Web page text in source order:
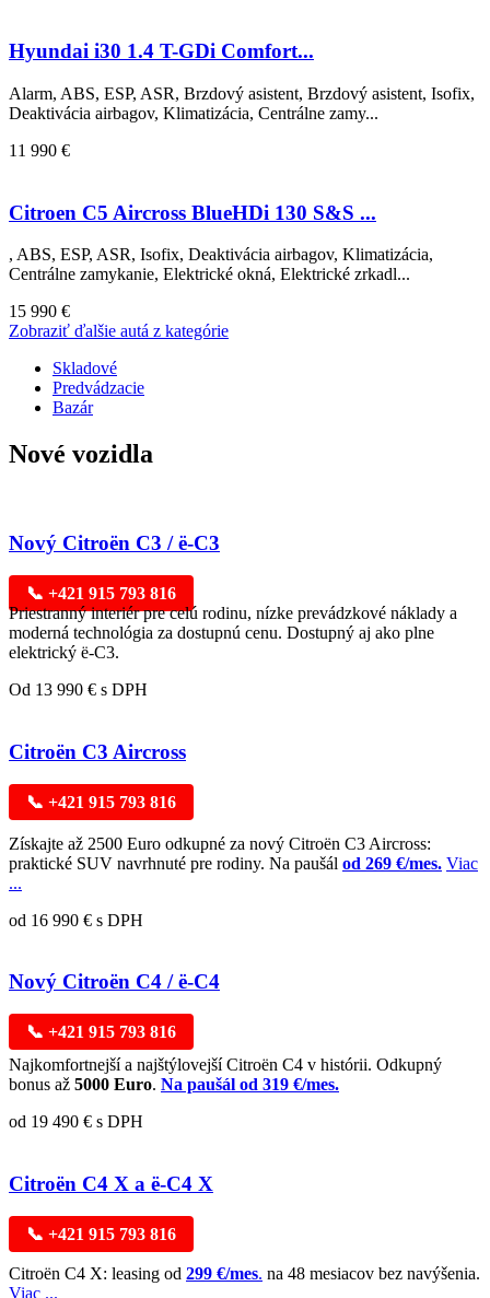
Hyundai i30 1.4 T-GDi Comfort...
Alarm, ABS, ESP, ASR, Brzdový asistent, Brzdový asistent, Isofix,
Deaktivácia airbagov, Klimatizácia, Centrálne zamy...
11 990 €
Citroen C5 Aircross BlueHDi 130 S&S ...
, ABS, ESP, ASR, Isofix, Deaktivácia airbagov, Klimatizácia,
Centrálne zamykanie, Elektrické okná, Elektrické zrkadl...
15 990 €
Zobraziť ďalšie autá z kategórie
Skladové
Predvádzacie
Bazár
Nové vozidla
Nový Citroën C3 / ë-C3
📞 +421 915 793 816
Priestranný interiér pre celú rodinu, nízke prevádzkové náklady a
moderná technológia za dostupnú cenu. Dostupný aj ako plne
elektrický ë-C3.
Od 13 990 € s DPH
Citroën C3 Aircross
📞 +421 915 793 816
Získajte až 2500 Euro odkupné za nový Citroën C3 Aircross:
praktické SUV navrhnuté pre rodiny. Na paušál od 269 €/mes. Viac
...
od 16 990 € s DPH
Nový Citroën C4 / ë-C4
📞 +421 915 793 816
Najkomfortnejší a najštýlovejší Citroën C4 v histórii. Odkupný
bonus až 5000 Euro. Na paušál od 319 €/mes.
od 19 490 € s DPH
Citroën C4 X a ë-C4 X
📞 +421 915 793 816
Citroën C4 X: leasing od 299 €/mes. na 48 mesiacov bez navýšenia.
Viac ...